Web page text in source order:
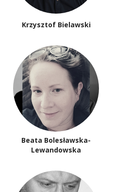
Krzysztof Bielawski
Beata Bolesławska-
Lewandowska